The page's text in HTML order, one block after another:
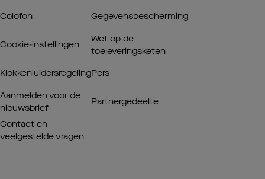
Colofon Gegevensbescherming
Cookie-instellingen
Wet op de
toeleveringsketen
KlokkenluidersregelingPers
Aanmelden voor de
nieuwsbrief
Partnergedeelte
Contact en
veelgestelde vragen